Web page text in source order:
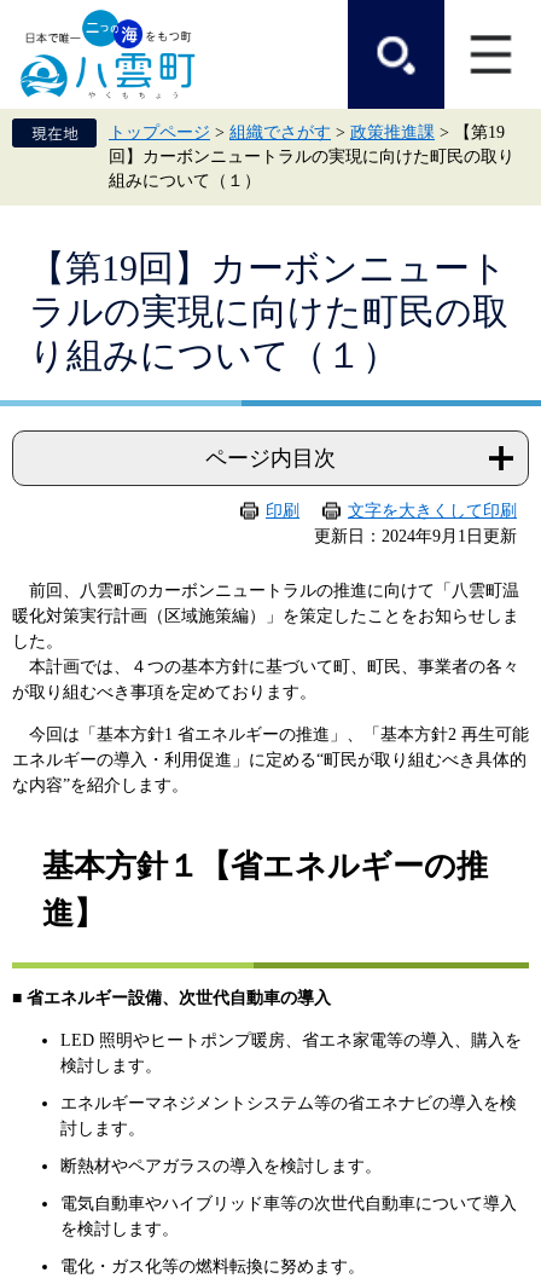
頭
で
飛
ば
本
トップページ > 組織でさがす > 政策推進課 >
【第19
回】カーボンニュートラルの実現に向けた町民の取り
組みについて（１）
【第19回】カーボンニュート
ラルの実現に向けた町民の取
り組みについて（１）
ページ内目次
印刷
文字を大きくして印刷
更新日：2024年9月1日更新
前回、八雲町のカーボンニュートラルの推進に向けて「八雲町温
暖化対策実行計画（区域施策編）」を策定したことをお知らせしま
した。
本計画では、４つの基本方針に基づいて町、町民、事業者の各々
が取り組むべき事項を定めております。
今回は「基本方針1 省エネルギーの推進」、「基本方針2 再生可能
エネルギーの導入・利用促進」に定める“町民が取り組むべき具体的
な内容”を紹介します。
基本方針１【省エネルギーの推
進】
■ 省エネルギー設備、次世代自動車の導入
LED 照明やヒートポンプ暖房、省エネ家電等の導入、購入を
検討します。
エネルギーマネジメントシステム等の省エネナビの導入を検
討します。
断熱材やペアガラスの導入を検討します。
電気自動車やハイブリッド車等の次世代自動車について導入
を検討します。
電化・ガス化等の燃料転換に努めます。